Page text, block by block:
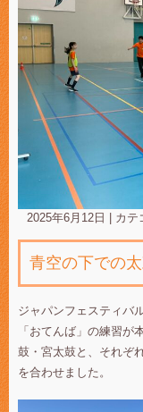
2025年6月12日 カテ
青空の下での
ジャパンフェスティバ
「おてんば」の練習が
鼓・宮太鼓と、それぞ
を合わせました。